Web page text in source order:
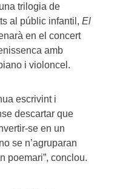
trilogia de
al públic infantil, El
en el concert
amb
i violoncel.
escrivint i
descartar que
se en un
se n’agruparan
poemari”, conclou.